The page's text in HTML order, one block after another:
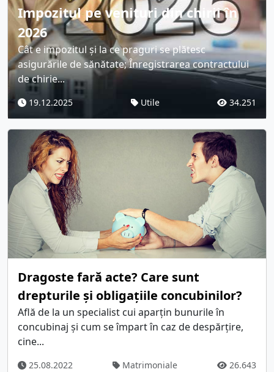
Impozitul pe venituri din chirii în
2026
Cât e impozitul și la ce praguri se plătesc
asigurările de sănătate; Înregistrarea contractului
de chirie...
19.12.2025 Utile 34.251
Dragoste fară acte? Care sunt
drepturile și obligațiile concubinilor?
Află de la un specialist cui aparțin bunurile în
concubinaj și cum se împart în caz de despărțire,
cine...
25.08.2022 Matrimoniale 26.643